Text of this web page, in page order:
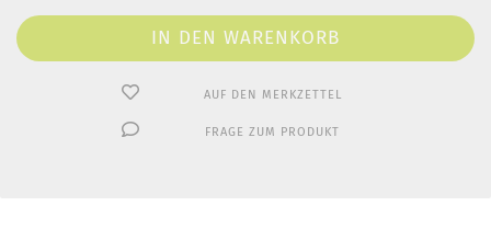
AUF DEN MERKZETTEL
FRAGE ZUM PRODUKT